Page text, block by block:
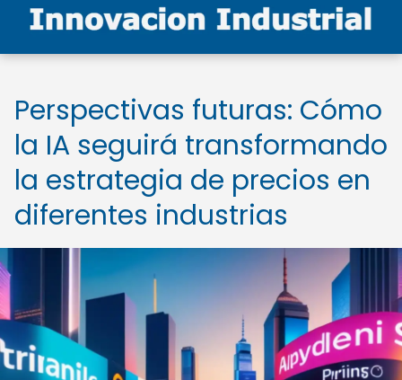
Perspectivas futuras: Cómo
la IA seguirá transformando
la estrategia de precios en
diferentes industrias